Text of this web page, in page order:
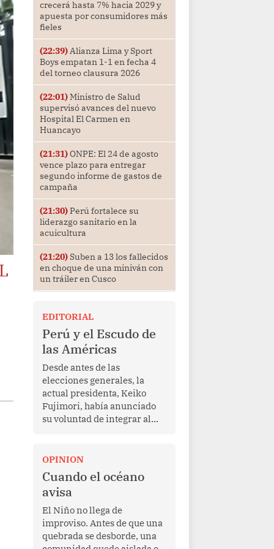
crecerá hasta 7% hacia 2029 y
apuesta por consumidores más
fieles
(22:39)Alianza Lima y Sport
Boys empatan 1-1 en fecha 4
del torneo clausura 2026
(22:01)Ministro de Salud
supervisó avances del nuevo
Hospital El Carmen en
Huancayo
(21:31)ONPE: El 24 de agosto
vence plazo para entregar
segundo informe de gastos de
campaña
(21:30)Perú fortalece su
liderazgo sanitario en la
acuicultura
(21:20)Suben a 13 los fallecidos
en choque de una miniván con
un tráiler en Cusco
EDITORIAL
Perú y el Escudo de
las Américas
Desde antes de las
elecciones generales, la
actual presidenta, Keiko
Fujimori, había anunciado
su voluntad de integrar al
en marzo de este año por el
mandatario estadounidense
Donald Trump, con el fin de
enfrentar al crimen
transnacional organizado y
al tráfico de drogas.
OPINION
Cuando el océano
avisa
El Niño no llega de
improviso. Antes de que una
quebrada se desborde, una